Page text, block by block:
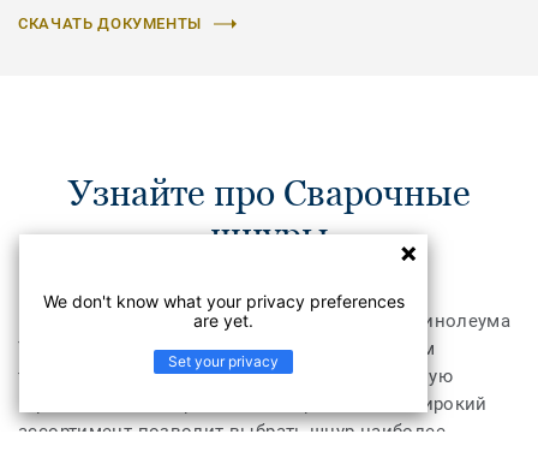
СКАЧАТЬ ДОКУМЕНТЫ
Узнайте про Сварочные
шнуры
Шнуры для горячей сварки коммерческого линолеума
Tarkett производятся по самым современным
технологиям и обеспечивают непревзойденную
герметичность и прочность сваривания. А широкий
ассортимент позволит выбрать шнур наиболее
We don't know what your privacy preferences
are yet.
Set your privacy